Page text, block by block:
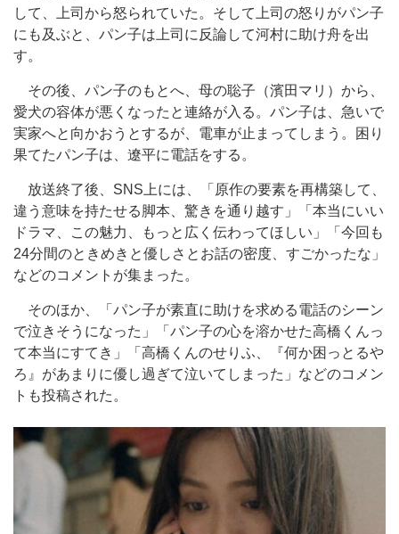
して、上司から怒られていた。そして上司の怒りがパン子
にも及ぶと、パン子は上司に反論して河村に助け舟を出
す。
その後、パン子のもとへ、母の聡子（濱田マリ）から、
愛犬の容体が悪くなったと連絡が入る。パン子は、急いで
実家へと向かおうとするが、電車が止まってしまう。困り
果てたパン子は、遼平に電話をする。
放送終了後、SNS上には、「原作の要素を再構築して、
違う意味を持たせる脚本、驚きを通り越す」「本当にいい
ドラマ、この魅力、もっと広く伝わってほしい」「今回も
24分間のときめきと優しさとお話の密度、すごかったな」
などのコメントが集まった。
そのほか、「パン子が素直に助けを求める電話のシーン
で泣きそうになった」「パン子の心を溶かせた高橋くんっ
て本当にすてき」「高橋くんのせりふ、『何か困っとるや
ろ』があまりに優し過ぎて泣いてしまった」などのコメン
トも投稿された。